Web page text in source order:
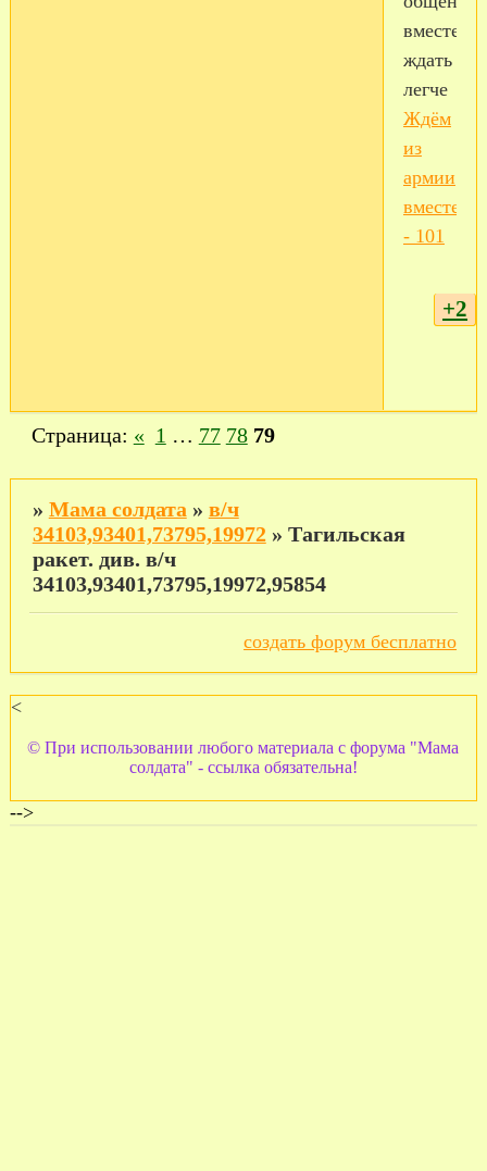
вместе
ждать
легче
Ждём
из
армии
вместе
- 101
+2
Страница: « 1 … 77 78 79
» Мама солдата » в/ч
34103,93401,73795,19972 » Тагильская
ракет. див. в/ч
34103,93401,73795,19972,95854
создать форум бесплатно
<
© При использовании любого материала с форума "Мама
солдата" - ссылка обязательна!
-->